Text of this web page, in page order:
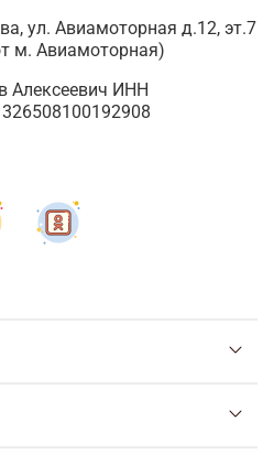
ул. Авиамоторная д.12, эт.7
м. Авиамоторная)
Алексеевич ИНН